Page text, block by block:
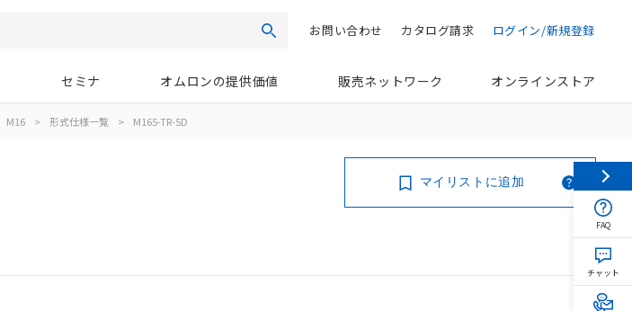
検索 ログイン/新規登録
カタログ請求
お問い合わせ
セミナ オムロンの提供価値 販売ネットワーク オンラインストア
M16 > 形式仕様一覧 > M165-TR-5D
マイリストに追加
FAQ
チャット